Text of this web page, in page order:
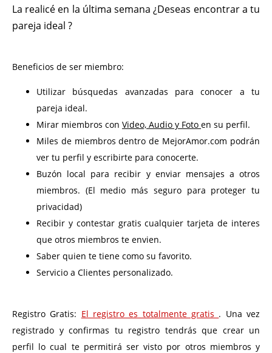
La realicé en la última semana ¿Deseas encontrar a tu
pareja ideal ?
Beneficios de ser miembro:
Utilizar búsquedas avanzadas para conocer a tu
pareja ideal.
Mirar miembros con Video, Audio y Foto en su perfil.
Miles de miembros dentro de MejorAmor.com podrán
ver tu perfil y escribirte para conocerte.
Buzón local para recibir y enviar mensajes a otros
miembros. (El medio más seguro para proteger tu
privacidad)
Recibir y contestar gratis cualquier tarjeta de interes
que otros miembros te envien.
Saber quien te tiene como su favorito.
Servicio a Clientes personalizado.
Registro Gratis: El registro es totalmente gratis . Una vez
registrado y confirmas tu registro tendrás que crear un
perfil lo cual te permitirá ser visto por otros miembros y